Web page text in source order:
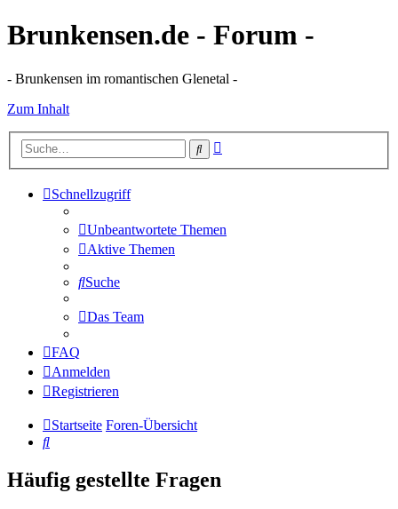
Brunkensen.de - Forum -
- Brunkensen im romantischen Glenetal -
Zum Inhalt
Suche
Schnellzugriff
Unbeantwortete Themen
Aktive Themen
Suche
Das Team
FAQ
Anmelden
Registrieren
Startseite Foren-Übersicht
Suche
Häufig gestellte Fragen